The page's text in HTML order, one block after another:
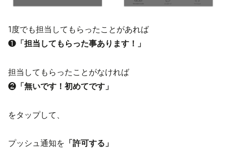
1度でも担当してもらったことがあれば
❶ 「担当してもらった事あります！」
担当してもらったことがなければ
❷ 「無いです！初めてです」
をタップして、
プッシュ通知を 「許可する」